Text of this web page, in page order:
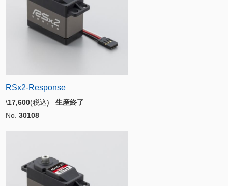
RSx2-Response
\17,600(税込) 生産終了
No. 30108